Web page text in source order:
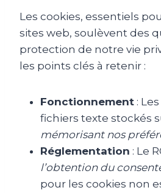
Les cookies, essentiels
sites web, soulèvent des
protection de notre vie
les points clés à retenir :
Fonctionnement :
fichiers texte stockés
mémorisant nos
Réglementation : Le
l’obtention du
pour les cookies non